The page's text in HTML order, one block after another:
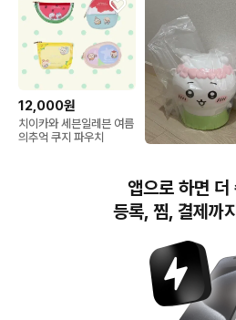
12,000원
치이카와 세븐일레븐 여름
의추억 쿠지 파우치
당일배송) 치이카와
인어섬의 비밀 영화
판 팝콘통
번개장터(주) 사업자정보, 이용약관 및 기타 법적고지
번개장터㈜는 통신판매중개자이며, 통신판매의 당사자가
앱으로 하면 더
등록, 찜, 결제까